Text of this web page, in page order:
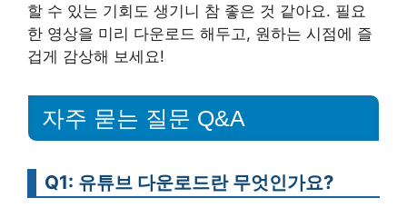
할 수 있는 기회도 생기니 참 좋은 것 같아요. 필요
한 영상을 미리 다운로드 해두고, 원하는 시점에 즐
겁게 감상해 보세요!
자주 묻는 질문 Q&A
Q1: 유튜브 다운로드란 무엇인가요?